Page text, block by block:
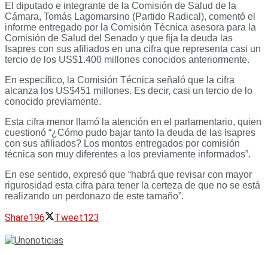
El diputado e integrante de la Comisión de Salud de la
Cámara, Tomás Lagomarsino (Partido Radical), comentó el
informe entregado por la Comisión Técnica asesora para la
Comisión de Salud del Senado y que fija la deuda las
Isapres con sus afiliados en una cifra que representa casi un
tercio de los US$1.400 millones conocidos anteriormente.
En específico, la Comisión Técnica señaló que la cifra
alcanza los US$451 millones. Es decir, casi un tercio de lo
conocido previamente.
Esta cifra menor llamó la atención en el parlamentario, quien
cuestionó “¿Cómo pudo bajar tanto la deuda de las Isapres
con sus afiliados? Los montos entregados por comisión
técnica son muy diferentes a los previamente informados”.
En ese sentido, expresó que “habrá que revisar con mayor
rigurosidad esta cifra para tener la certeza de que no se está
realizando un perdonazo de este tamaño”.
Share196 Tweet123